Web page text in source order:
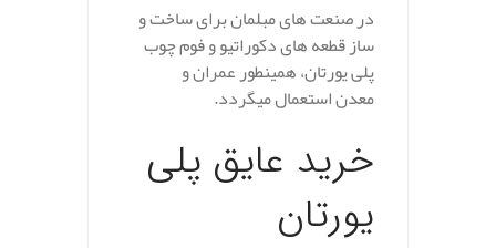
در صنعت های مبلمان برای ساخت و
ساز قطعه های دکوراتیو و فوم چوب
پلی یورتان، همینطور عمران و
معدن استعمال میگردد.
خرید عایق پلی
یورتان